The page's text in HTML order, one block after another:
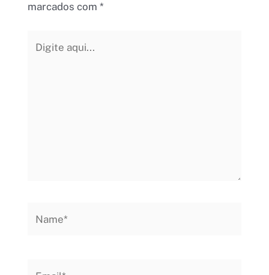
marcados com *
aqui...